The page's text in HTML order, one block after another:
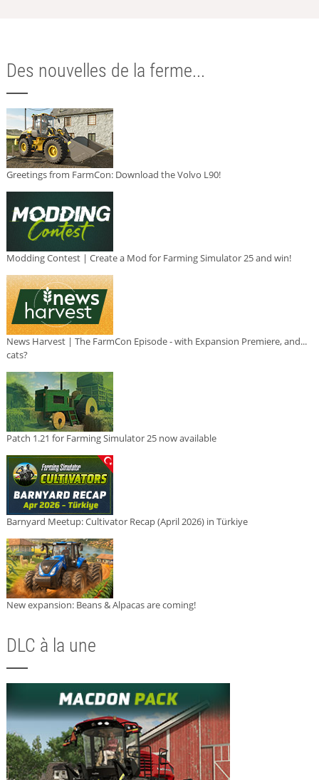
Des nouvelles de la ferme...
Greetings from FarmCon: Download the Volvo L90!
Modding Contest | Create a Mod for Farming Simulator 25 and win!
News Harvest | The FarmCon Episode - with Expansion Premiere, and...
cats?
Patch 1.21 for Farming Simulator 25 now available
Barnyard Meetup: Cultivator Recap (April 2026) in Türkiye
New expansion: Beans & Alpacas are coming!
DLC à la une